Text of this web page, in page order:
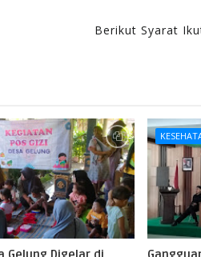
Berikut Syarat